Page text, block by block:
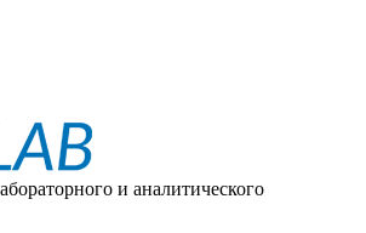
и аналитического